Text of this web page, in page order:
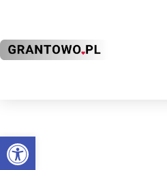
Otwórz pasek narzędzi